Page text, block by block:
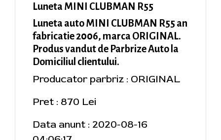
Luneta MINI CLUBMAN R55
Luneta auto MINI CLUBMAN R55 an
fabricatie 2006, marca ORIGINAL.
Produs vandut de Parbrize Auto la
Domiciliul clientului.
Producator parbriz : ORIGINAL
Pret : 870 Lei
Data anunt : 2020-08-16